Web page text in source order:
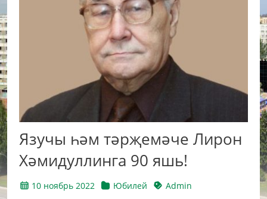
Язучы һәм тәрҗемәче Лирон
Хәмидуллинга 90 яшь!
10 ноябрь 2022 Юбилей Admin